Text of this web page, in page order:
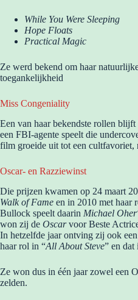
While You Were Sleeping
Hope Floats
Practical Magic
Ze werd bekend om haar
toegankelijkheid
Miss Congeniality
Een van haar bekendste rollen blijft
een FBI-agente speelt die
film groeide uit tot een cultfavoriet,
Oscar- en Razziewinst
Die prijzen kwamen op 24 maart
Walk of Fame en in 2010 met haar
Bullock speelt daarin Michael Oher
won zij de Oscarvoor Beste
In hetzelfde jaar ontving zij ook een
haar rol in “All About Steve” en dat
Ze won dus in één jaar zowel een
zelden.